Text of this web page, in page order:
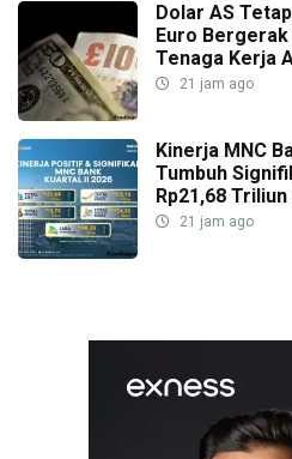
Dolar AS
Euro
Tenaga Kerja
21 jam ago
Kinerja MNC
Tumbuh
Rp21,68
21 jam ago